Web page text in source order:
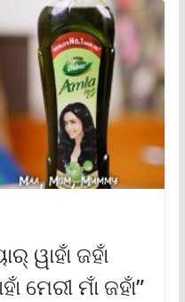
ୱାହାଁ ଜହାଁ
ମେରୀ ମାଁ ଜହାଁ”